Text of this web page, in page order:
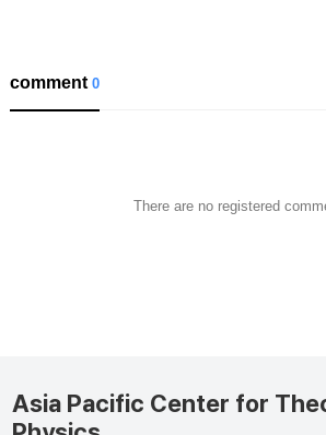
comment0
There are no registered
Asia Pacific Center for